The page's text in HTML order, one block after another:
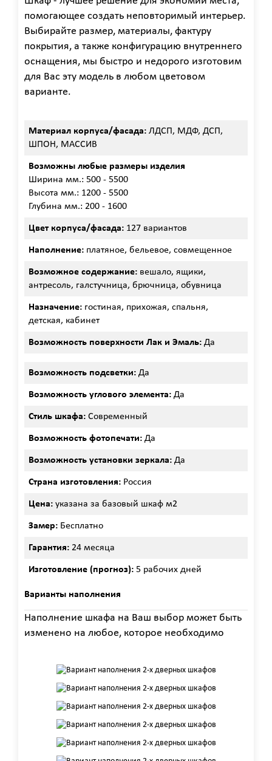
помогающее создать неповторимый интерьер.
Выбирайте размер, материалы, фактуру
покрытия, а также конфигурацию внутреннего
оснащения, мы быстро и недорого изготовим
для Вас эту модель в любом цветовом
варианте.
Материал корпуса/фасада: ЛДСП, МДФ, ДСП,
ШПОН, МАССИВ
Возможны любые размеры изделия
Ширина мм.: 500 - 5500
Высота мм.: 1200 - 5500
Глубина мм.: 200 - 1600
Цвет корпуса/фасада: 127 вариантов
Наполнение: платяное, бельевое, совмещенное
Возможное содержание: вешало, ящики,
антресоль, галстучница, брючница, обувница
Назначение: гостиная, прихожая, спальня,
детская, кабинет
Возможность поверхности Лак и Эмаль: Да
Возможность подсветки: Да
Возможность углового элемента: Да
Стиль шкафа: Современный
Возможность фотопечати: Да
Возможность установки зеркала: Да
Страна изготовления: Россия
Цена: указана за базовый шкаф м2
Замер: Бесплатно
Гарантия: 24 месяца
Изготовление (прогноз): 5 рабочих дней
Варианты наполнения
Наполнение шкафа на Ваш выбор может быть
изменено на любое, которое необходимо